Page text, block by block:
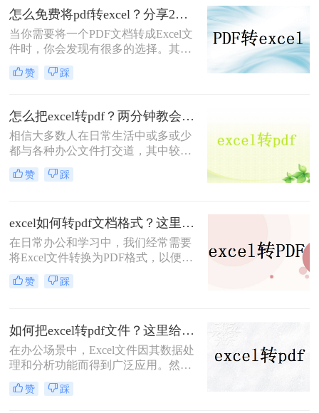
是，由于PDF文件的特殊性质，直接
转换可能并不总是那么简单。那么
PDF转excel怎么转呢？本文将介绍几
种简单高效的PDF转Excel的方法，帮
助您轻松完成文件转换。
怎么免费将pdf转excel？分享2个免费pdf转excel方法
当你需要将一个PDF文档转成Excel文
件时，你会发现有很多的选择。其中
一些转换工具可能要求你付费，但是
你也可以找到一些免费的选项。这篇
转excel的工具，并为你提供有关它们
的细节和使用说明。
赞 踩
怎么把excel转pdf？两分钟教会你二个方法
相信大多数人在日常生活中或多或少
都与各种办公文件打交道，其中较为
常见的是word、excel、pdf等格式。
身为一名办公职员，我们应该掌握各
掌握多少？就拿excel转pdf格式文件来
说，大家知道怎么把excel转pdf吗？如
果不知道，那么小编今天就来给大家
赞 踩
excel如何转pdf文档格式？这里给你分享这三种操作方法！
在日常办公和学习中，我们经常需要
将Excel文件转换为PDF格式，以便于
分享、打印或保存为不可编辑的文
档。PDF格式因其跨平台兼容性好、
我将为您详细介绍几种将Excel文件转
换为PDF文档格式的方法。
赞 踩
如何把excel转pdf文件？这里给你分享这三种操作方法！
在办公场景中，Excel文件因其数据处
理和分析功能而得到广泛应用。然
而，当需要将Excel文件分享给他人或
打印时，将其转换为PDF格式变得尤
赞 踩